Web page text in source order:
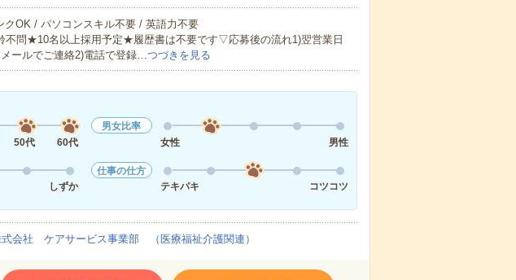
クOK / パソコンスキル不要 / 英語力不要
不問★10名以上採用予定★履歴書は不要です▽応募後の流れ1)翌営業日
ールでご連絡2)電話で登録…つづきを見る
50代 60代
男女比率
女性
男性
しずか
仕事の仕方
テキパキ
コツコツ
式会社 ケアサービス事業部 （医療福祉介護関連）